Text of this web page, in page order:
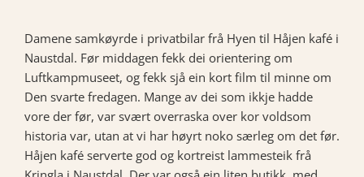
Damene samkøyrde i privatbilar frå Hyen til Håjen kafé i
Naustdal. Før middagen fekk dei orientering om
Luftkampmuseet, og fekk sjå ein kort film til minne om
Den svarte fredagen. Mange av dei som ikkje hadde
vore der før, var svært overraska over kor voldsom
historia var, utan at vi har høyrt noko særleg om det før.
Håjen kafé serverte god og kortreist lammesteik frå